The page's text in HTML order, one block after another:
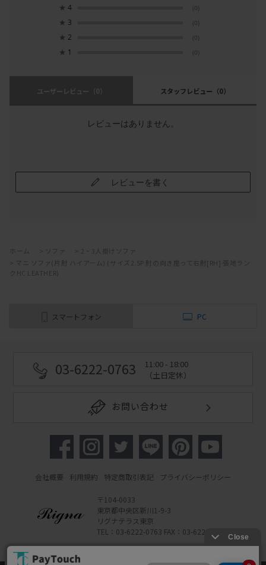
★ 4 (0)
★ 3 (0)
★ 2 (0)
★ 1 (0)
ユーザーレビュー （0） スタッフレビュー （0）
レビューはありません。
レビューを書く
ホーム ソファ
2・3人掛けソファ
マニ ソファ(片肘 ハイアーム) (サイズ2.5P 肘の向き座って右肘[RH] 張地ラン
クHC LEATHER)
スマートフォン PC
03-6222-0763
11:00 - 18:00
（土日定休）
お問い合わせ
会社概要 利用規約 特定商取引表記 プライバシーポリシー
〒104-0033
東京都中央区新川1-9-3
リグナテラス東京
TEL：03-6222-0763 FAX：03-6222-0762
Powered by Watahan Partners Co., Ltd.